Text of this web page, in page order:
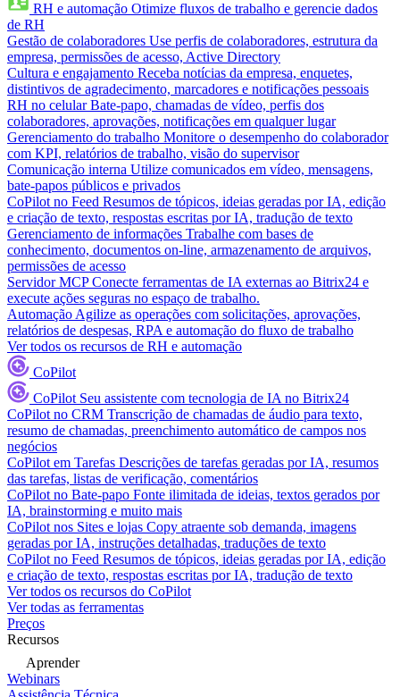
RH e automação Otimize fluxos de trabalho e gerencie dados
de RH
Gestão de colaboradores Use perfis de colaboradores, estrutura da
empresa, permissões de acesso, Active Directory
Cultura e engajamento Receba notícias da empresa, enquetes,
distintivos de agradecimento, marcadores e notificações pessoais
RH no celular Bate-papo, chamadas de vídeo, perfis dos
colaboradores, aprovações, notificações em qualquer lugar
Gerenciamento do trabalho Monitore o desempenho do colaborador
com KPI, relatórios de trabalho, visão do supervisor
Comunicação interna Utilize comunicados em vídeo, mensagens,
bate-papos públicos e privados
CoPilot no Feed Resumos de tópicos, ideias geradas por IA, edição
e criação de texto, respostas escritas por IA, tradução de texto
Gerenciamento de informações Trabalhe com bases de
conhecimento, documentos on-line, armazenamento de arquivos,
permissões de acesso
Servidor MCP Conecte ferramentas de IA externas ao Bitrix24 e
execute ações seguras no espaço de trabalho.
Automação Agilize as operações com solicitações, aprovações,
relatórios de despesas, RPA e automação do fluxo de trabalho
Ver todos os recursos de RH e automação
CoPilot
CoPilot Seu assistente com tecnologia de IA no Bitrix24
CoPilot no CRM Transcrição de chamadas de áudio para texto,
resumo de chamadas, preenchimento automático de campos nos
negócios
CoPilot em Tarefas Descrições de tarefas geradas por IA, resumos
das tarefas, listas de verificação, comentários
CoPilot no Bate-papo Fonte ilimitada de ideias, textos gerados por
IA, brainstorming e muito mais
CoPilot nos Sites e lojas Copy atraente sob demanda, imagens
geradas por IA, instruções detalhadas, traduções de texto
CoPilot no Feed Resumos de tópicos, ideias geradas por IA, edição
e criação de texto, respostas escritas por IA, tradução de texto
Ver todos os recursos do CoPilot
Ver todas as ferramentas
Preços
Recursos
Aprender
Webinars